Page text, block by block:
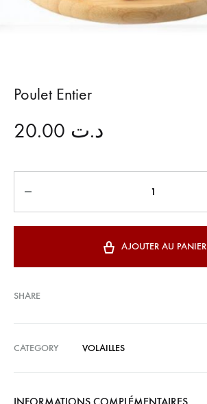
Poulet Entier
د.ت
AJOUTER AU PANIER
SHARE
CATEGORY VOLAILLES